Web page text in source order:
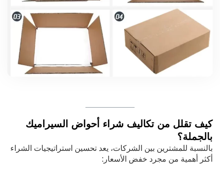
كيف تقلل من تكاليف شراء أحواض السيراميك
بالجملة؟
بالنسبة للمشترين بين الشركات، يعد تحسين استراتيجيات الشراء
أكثر أهمية من مجرد خفض الأسعار: